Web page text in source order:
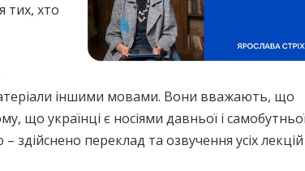
тих, хто
іншими мовами. Вони вважають, що
що українці є носіями давньої і
переклад та озвучення усіх лекцій